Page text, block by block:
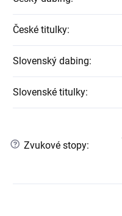
České titulky:
Slovenský dabing:
Slovenské titulky:
? Zvukové stopy: